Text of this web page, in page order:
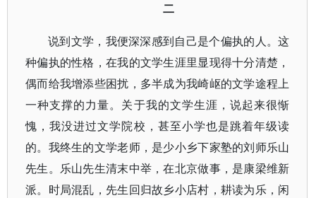
二
说到文学，我便深深感到自己是个偏执的人。这
种偏执的性格，在我的文学生涯里显现得十分清楚，
偶而给我增添些困扰，多半成为我崎岖的文学途程上
一种支撑的力量。关于我的文学生涯，说起来很惭
愧，我没进过文学院校，甚至小学也是跳着年级读
的。我终生的文学老师，是少小乡下家塾的刘师乐山
先生。乐山先生清末中举，在北京做事，是康梁维新
派。时局混乱，先生回归故乡小店村，耕读为乐，闲